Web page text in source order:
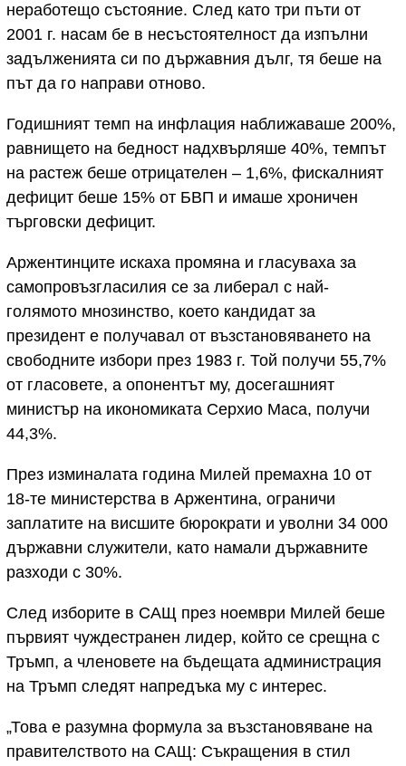
неработещо състояние. След като три пъти от
2001 г. насам бе в несъстоятелност да изпълни
задълженията си по държавния дълг, тя беше на
път да го направи отново.
Годишният темп на инфлация наближаваше 200%,
равнището на бедност надхвърляше 40%, темпът
на растеж беше отрицателен – 1,6%, фискалният
дефицит беше 15% от БВП и имаше хроничен
търговски дефицит.
Аржентинците искаха промяна и гласуваха за
самопровъзгласилия се за либерал с най-
голямото мнозинство, което кандидат за
президент е получавал от възстановяването на
свободните избори през 1983 г. Той получи 55,7%
от гласовете, а опонентът му, досегашният
министър на икономиката Серхио Маса, получи
44,3%.
През изминалата година Милей премахна 10 от
18-те министерства в Аржентина, ограничи
заплатите на висшите бюрократи и уволни 34 000
държавни служители, като намали държавните
разходи с 30%.
След изборите в САЩ през ноември Милей беше
първият чуждестранен лидер, който се срещна с
Тръмп, а членовете на бъдещата администрация
на Тръмп следят напредъка му с интерес.
„Това е разумна формула за възстановяване на
правителството на САЩ: Съкращения в стил